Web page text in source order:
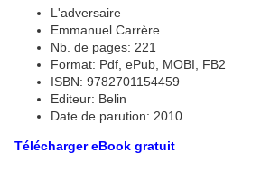
L'adversaire
Emmanuel Carrère
Nb. de pages: 221
Format: Pdf, ePub, MOBI, FB2
ISBN: 9782701154459
Editeur: Belin
Date de parution: 2010
Télécharger eBook gratuit